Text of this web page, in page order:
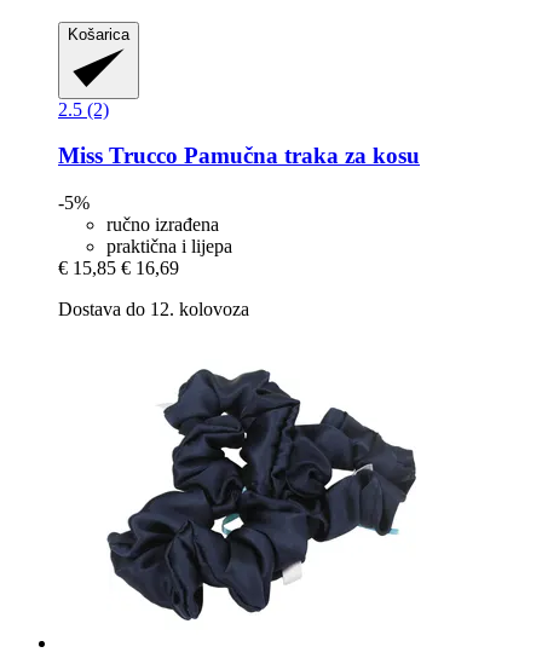
Košarica
2.5 (2)
Miss Trucco Pamučna traka za kosu
-5%
ručno izrađena
praktična i lijepa
€ 15,85 € 16,69
Dostava do 12. kolovoza